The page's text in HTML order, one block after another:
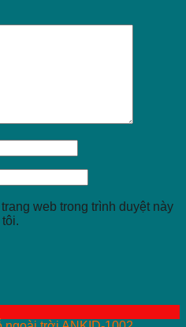
web trong trình duyệt này